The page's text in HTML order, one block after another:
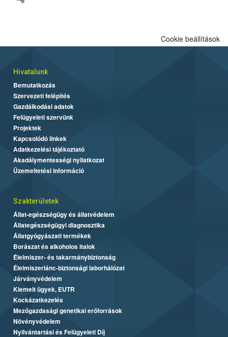
Cookie beállítások
Hivatalunk
Bemutatkozás
Szervezeti felépítés
Gazdálkodási adatok
Felügyeleti szervünk
Projektek
Kapcsolódó linkek
Adatkezelési tájékoztató
Akadálymentességi nyilatkozat
Üzemeltetési információ
Szakterületek
Állat-egészségügy és állatvédelem
Állategészségügyi diagnosztika
Állatgyógyászati termékek
Borászat és alkoholos italok
Élelmiszer- és takarmánybiztonság
Élelmiszerlánc-biztonsági laborhálózat
Járványvédelem
Kiemelt ügyek, EUTR
Kockázatkezelés
Mezőgazdasági genetikai erőforrások
Növényvédelem
Nyilvántartási és Felügyeleti Díj